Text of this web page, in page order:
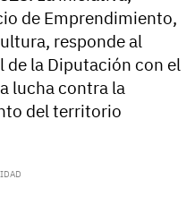
de Emprendimiento,
responde al
la Diputación con el
lucha contra la
del territorio